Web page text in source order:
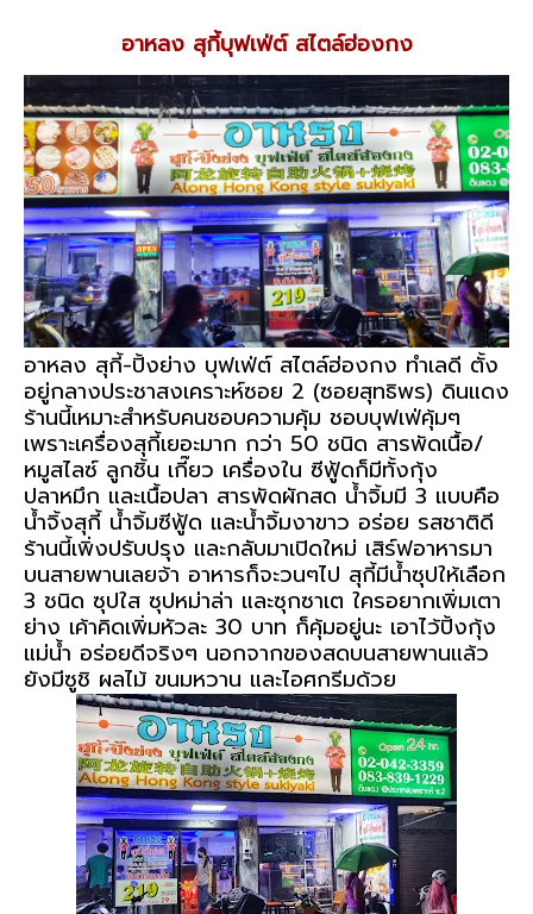
อาหลง สุกี้บุฟเฟ่ต์ สไตล์ฮ่องกง
อาหลง สุกี้-ปิ้งย่าง บุฟเฟ่ต์ สไตล์ฮ่องกง ทำเลดี ตั้ง
อยู่กลางประชาสงเคราะห์ซอย 2 (ซอยสุทธิพร) ดินแดง
ร้านนี้เหมาะสำหรับคนชอบความคุ้ม ชอบบุฟเฟ่คุ้มๆ
เพราะเครื่องสุกี้เยอะมาก กว่า 50 ชนิด สารพัดเนื้อ/
หมูสไลซ์ ลูกชิ้น เกี๊ยว เครื่องใน ซีฟู้ดก็มีทั้งกุ้ง
ปลาหมึก และเนื้อปลา สารพัดผักสด น้ำจิ้มมี 3 แบบคือ
น้ำจิ้งสุกี้ น้ำจิ้มซีฟู้ด และน้ำจิ้มงาขาว อร่อย รสชาติดี
ร้านนี้เพิ่งปรับปรุง และกลับมาเปิดใหม่ เสิร์ฟอาหารมา
บนสายพานเลยจ้า อาหารก็จะวนๆไป สุกี้มีน้ำซุปให้เลือก
3 ชนิด ซุปใส ซุปหม่าล่า และซุกซาเต ใครอยากเพิ่มเตา
ย่าง เค้าคิดเพิ่มหัวละ 30 บาท ก็คุ้มอยู่นะ เอาไว้ปิ้งกุ้ง
แม่น้ำ อร่อยดีจริงๆ นอกจากของสดบนสายพานแล้ว
ยังมีซูชิ ผลไม้ ขนมหวาน และไอศกรีมด้วย